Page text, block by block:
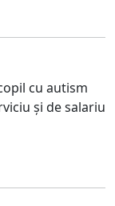
cu autism
și de salariu